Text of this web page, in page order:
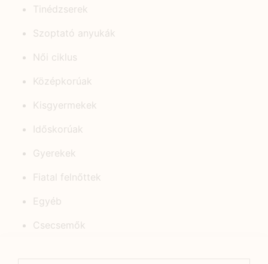
Tinédzserek
Szoptató anyukák
Női ciklus
Középkorúak
Kisgyermekek
Időskorúak
Gyerekek
Fiatal felnőttek
Egyéb
Csecsemők